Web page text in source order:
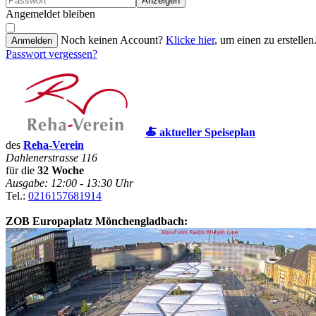
Angemeldet bleiben
Anmelden Noch keinen Account? Klicke hier, um einen zu erstellen.
Passwort vergessen?
🍝 aktueller Speiseplan
des Reha-Verein
Dahlenerstrasse 116
für die 32 Woche
Ausgabe: 12:00 - 13:30 Uhr
Tel.: 0216157681914
ZOB Europaplatz Mönchengladbach: